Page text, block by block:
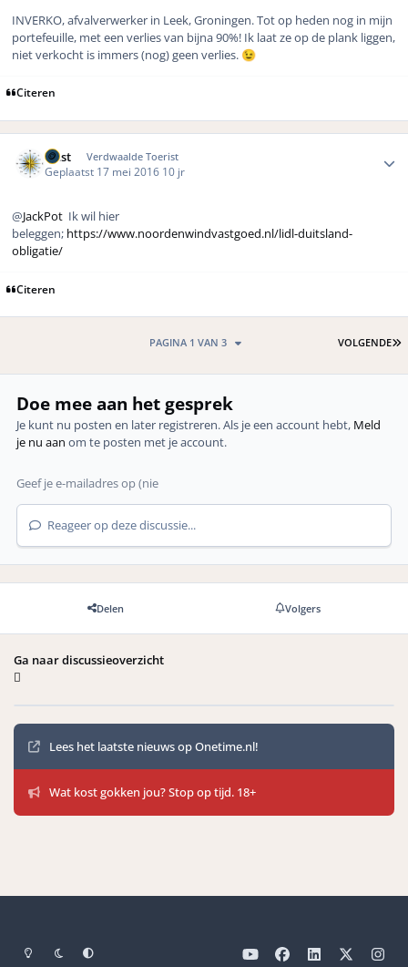
INVERKO, afvalverwerker in Leek, Groningen. Tot op heden nog in mijn
portefeuille, met een verlies van bijna 90%! Ik laat ze op de plank liggen,
niet verkocht is immers (nog) geen verlies. 😉
Citeren
west Verdwaalde Toerist
Geplaatst 17 mei 2016 10 jr
@JackPot Ik wil hier
beleggen; https://www.noordenwindvastgoed.nl/lidl-duitsland-
obligatie/
Citeren
VOLGENDE
PAGINA 1 VAN 3
Doe mee aan het gesprek
Je kunt nu posten en later registreren. Als je een account hebt, Meld
je nu aan om te posten met je account.
Reageer op deze discussie...
Delen Volgers
Ga naar discussieoverzicht
Mededelingen
Lees het laatste nieuws op Onetime.nl!
Wat kost gokken jou? Stop op tijd. 18+
Light ModeDark ModeSysteemvoorkeuren